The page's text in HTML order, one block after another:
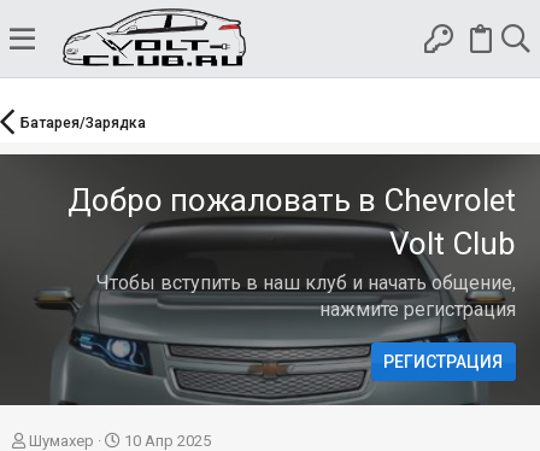
Батарея/Зарядка
Добро пожаловать в Chevrolet
Volt Club
Чтобы вступить в наш клуб и начать общение,
нажмите регистрация
РЕГИСТРАЦИЯ
А
Шумахер
Д
10 Апр 2025